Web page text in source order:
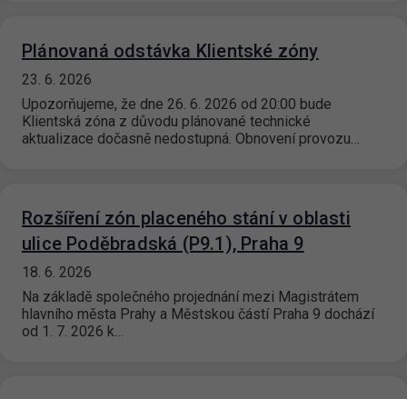
Plánovaná odstávka Klientské zóny
23. 6. 2026
Upozorňujeme, že dne 26. 6. 2026 od 20:00 bude
Klientská zóna z důvodu plánované technické
aktualizace dočasně nedostupná. Obnovení provozu…
Rozšíření zón placeného stání v oblasti
ulice Poděbradská (P9.1), Praha 9
18. 6. 2026
Na základě společného projednání mezi Magistrátem
hlavního města Prahy a Městskou částí Praha 9 dochází
od 1. 7. 2026 k…